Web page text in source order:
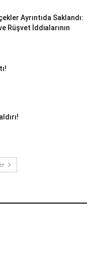
Ayrıntıda Saklandı:
Rüşvet İddialarının